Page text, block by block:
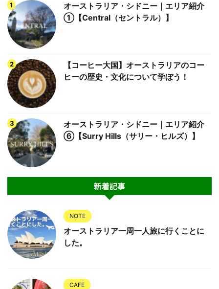
オーストラリア・シドニー｜エリア紹介
①【Central（セントラル）】
【コーヒー大国】オーストラリアのコー
ヒーの歴史・文化について学ぼう！
オーストラリア・シドニー｜エリア紹介
⑥【Surry Hills（サリー・ヒルズ）】
新着記事
NOTE
オーストラリア一周一人旅に行くことに
した。
CAFE